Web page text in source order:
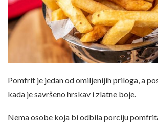
Pomfrit je jedan od omiljenijih priloga, a
kada je savršeno hrskav i zlatne boje.
Nema osobe koja bi odbila porciju